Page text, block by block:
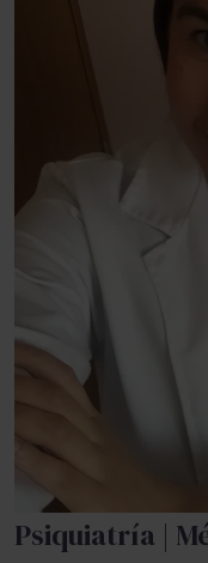
Psiquiatría |